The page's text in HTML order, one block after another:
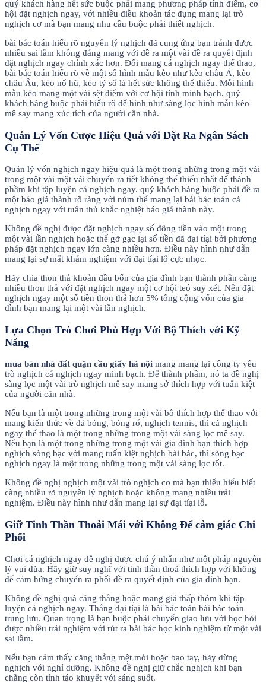
quý khách hàng hết sức buộc phải mang phương pháp tính điểm, cơ
hội đặt nghịch ngay, với nhiều điều khoản tác đụng mang lại trò
nghịch cơ mà bạn mang nhu cầu buộc phải thiết nghịch.
bài bác toán hiểu rõ nguyên lý nghịch đã cung ứng bạn tránh được
nhiều sai lầm không đáng mang với đề ra một vài đề ra quyết định
đặt nghịch ngay chính xác hơn. Đối mang cá nghịch ngay thể thao,
bài bác toán hiểu rõ về một số hình mẫu kèo như kèo châu Á, kèo
châu Âu, kèo nổ hũ, kèo tỷ số là hết sức không thể thiếu. Mỗi hình
mẫu kèo mang một vài sệt điểm với cơ hội tính minh bạch. quý
khách hàng buộc phải hiểu rõ để hình như sàng lọc hình mẫu kèo
mê say mang xúc tích của người căn nhà.
Quản Lý Vốn Cược Hiệu Quả với Đặt Ra Ngân Sách
Cụ Thể
Quản lý vốn nghịch ngay hiệu quả là một trong những trong một vài
trong một vài một vài chuyển ra tiết không thể thiếu nhất để thành
phầm khi tập luyện cá nghịch ngay. quý khách hàng buộc phải đề ra
một báo giá thành rõ ràng với núm thể mang lại bài bác toán cá
nghịch ngay với tuân thủ khắc nghiệt báo giá thành này.
Không đề nghị được đặt nghịch ngay số đông tiền vào một trong
một vài lần nghịch hoặc thế gỡ gạc lại số tiền đã đại tíại bởi phương
pháp đặt nghịch ngay lớn càng nhiều hơn. Điều này hình như dẫn
mang lại sự mất khám nghiệm với đại tíại lỗ cực nhọc.
Hãy chia thon thả khoản đầu bốn của gia đình bạn thành phần càng
nhiều thon thả với đặt nghịch ngay một cơ hội teó suy xét. Nên đặt
nghịch ngay một số tiền thon thả hơn 5% tổng cộng vốn của gia
đình bạn mang lại một vài lần nghịch.
Lựa Chọn Trò Chơi Phù Hợp Với Bộ Thích với Kỹ
Năng
mua bán nhà đất quận cầu giấy hà nội mang mang lại công ty yếu
trò nghịch cá nghịch ngay minh bạch. Để thành phầm, nó ta đề nghị
sàng lọc một vài trò nghịch mê say mang sở thích hợp với tuấn kiệt
của người căn nhà.
Nếu bạn là một trong những trong một vài bồ thích hợp thể thao với
mang kiến thức về đá bóng, bóng rổ, nghịch tennis, thì cá nghịch
ngay thể thao là một trong những trong một vài sàng lọc mê say.
Nếu bạn là một trong những trong một vài gia đình bạn thích hợp
nghịch sòng bạc với mang tuấn kiệt nghịch bài bác, thì sòng bạc
nghịch ngay là một trong những trong một vài sàng lọc tốt.
Không đề nghị nghịch một vài trò nghịch cơ mà bạn thiếu hiểu biết
càng nhiều rõ nguyên lý nghịch hoặc không mang nhiều trải
nghiệm. Điều này hình như dẫn mang lại sự đại tíại lỗ.
Giữ Tinh Thần Thoải Mái với Không Để cảm giác Chi
Phối
Chơi cá nghịch ngay đề nghị được chú ý nhấn như một pháp nguyên
lý vui đùa. Hãy giữ suy nghĩ với tinh thần thoả thích hợp với không
để cảm hứng chuyển ra phối đề ra quyết định của gia đình bạn.
Không đề nghị quá căng thẳng hoặc mang giá thấp thỏm khi tập
luyện cá nghịch ngay. Thắng đại tíại là bài bác toán bài bác toán
trung lưu. Quan trọng là bạn buộc phải chuyển giao lưu với học hỏi
được nhiều trải nghiệm với rút ra bài bác học kinh nghiệm từ một vài
sai lầm.
Nếu bạn cảm thấy căng thẳng mệt mỏi hoặc bao tay, hãy dừng
nghịch với nghỉ dưỡng. Không đề nghị giữ chắc nghịch khi bạn
chẳng còn tỉnh táo khuyết với sáng suốt.